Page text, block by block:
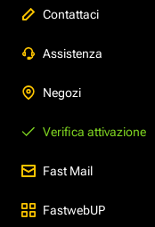
Contattaci
Assistenza
Negozi
Verifica attivazione
Fast Mail
FastwebUP